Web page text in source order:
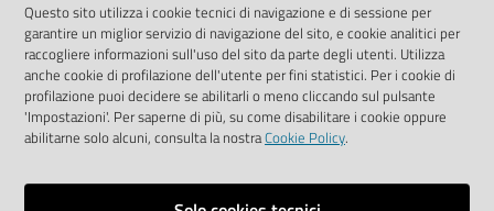
LinkedinFacebookInstagram
Questo sito utilizza i cookie tecnici di navigazione e di sessione per
garantire un miglior servizio di navigazione del sito, e cookie analitici per
raccogliere informazioni sull'uso del sito da parte degli utenti. Utilizza
anche cookie di profilazione dell'utente per fini statistici. Per i cookie di
profilazione puoi decidere se abilitarli o meno cliccando sul pulsante
'Impostazioni'. Per saperne di più, su come disabilitare i cookie oppure
abilitarne solo alcuni, consulta la nostraCookie Policy.